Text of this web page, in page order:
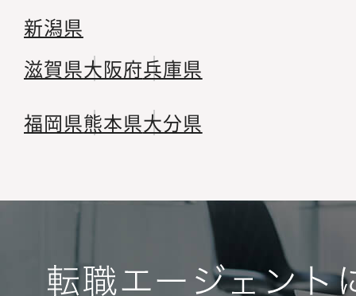
新潟県
滋賀県大阪府兵庫県
福岡県熊本県大分県